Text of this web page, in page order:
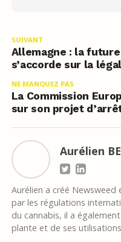
SUIVANT
Allemagne : la
s’accorde sur la
NE MANQUEZ PAS
La Commission
sur son projet
Aurélien
Aurélien a créé Newsweed
par les régulations
du cannabis, il a
plante et de ses